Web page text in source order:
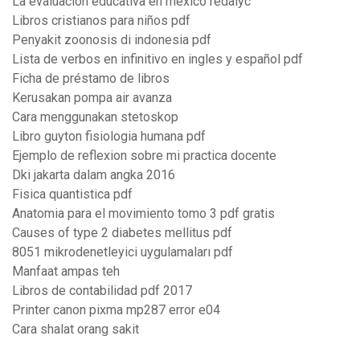
Libros cristianos para niños pdf
Penyakit zoonosis di indonesia pdf
Lista de verbos en infinitivo en ingles y español pdf
Ficha de préstamo de libros
Kerusakan pompa air avanza
Cara menggunakan stetoskop
Libro guyton fisiologia humana pdf
Ejemplo de reflexion sobre mi practica docente
Dki jakarta dalam angka 2016
Fisica quantistica pdf
Anatomia para el movimiento tomo 3 pdf gratis
Causes of type 2 diabetes mellitus pdf
8051 mikrodenetleyici uygulamaları pdf
Manfaat ampas teh
Libros de contabilidad pdf 2017
Printer canon pixma mp287 error e04
Cara shalat orang sakit